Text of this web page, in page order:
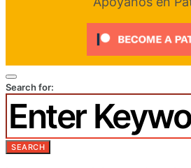
Search for:
SEARCH